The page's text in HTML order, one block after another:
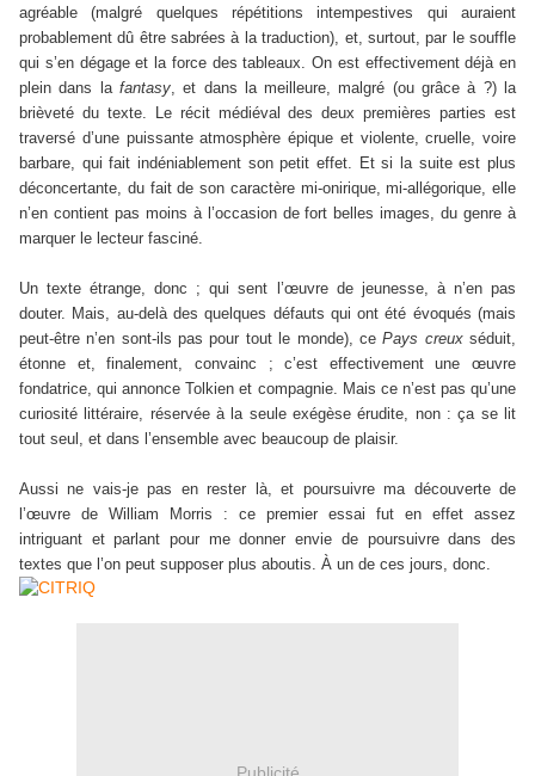
agréable (malgré quelques répétitions intempestives qui auraient
probablement dû être sabrées à la traduction), et, surtout, par le souffle
qui s’en dégage et la force des tableaux. On est effectivement déjà en
plein dans la fantasy, et dans la meilleure, malgré (ou grâce à ?) la
brièveté du texte. Le récit médiéval des deux premières parties est
traversé d’une puissante atmosphère épique et violente, cruelle, voire
barbare, qui fait indéniablement son petit effet. Et si la suite est plus
déconcertante, du fait de son caractère mi-onirique, mi-allégorique, elle
n’en contient pas moins à l’occasion de fort belles images, du genre à
marquer le lecteur fasciné.
Un texte étrange, donc ; qui sent l’œuvre de jeunesse, à n’en pas
douter. Mais, au-delà des quelques défauts qui ont été évoqués (mais
peut-être n’en sont-ils pas pour tout le monde), cePays creuxséduit,
étonne et, finalement, convainc ; c’est effectivement une œuvre
fondatrice, qui annonce Tolkien et compagnie. Mais ce n’est pas qu’une
curiosité littéraire, réservée à la seule exégèse érudite, non : ça se lit
tout seul, et dans l’ensemble avec beaucoup de plaisir.
Aussi ne vais-je pas en rester là, et poursuivre ma découverte de
l’œuvre de William Morris : ce premier essai fut en effet assez
intriguant et parlant pour me donner envie de poursuivre dans des
textes que l’on peut supposer plus aboutis. À un de ces jours, donc.
Publicité